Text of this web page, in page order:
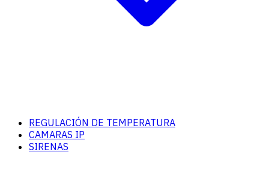
REGULACIÓN DE TEMPERATURA
CAMARAS IP
SIRENAS